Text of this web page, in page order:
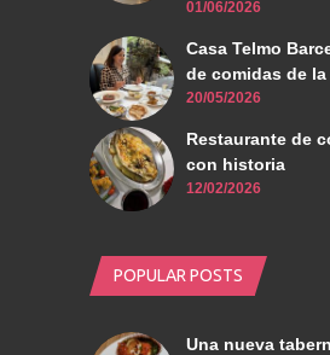
01/06/2026
Casa Telmo
de comidas de
20/05/2026
Restaurante de
con historia
12/02/2026
POPULAR POSTS
Una nueva